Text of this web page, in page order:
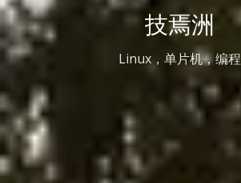
技焉洲
Linux，单片机，编程